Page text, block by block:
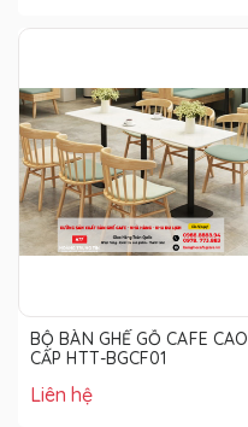
BỘ BÀN GHẾ GỖ CAFE CAO
CẤP HTT-BGCF01
Liên hệ